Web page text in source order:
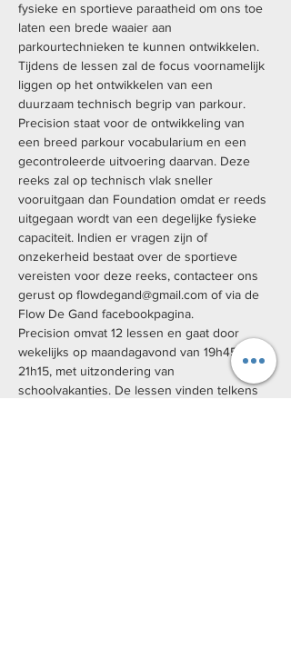
fysieke en sportieve paraatheid om ons toe
laten een brede waaier aan
parkourtechnieken te kunnen ontwikkelen.
Tijdens de lessen zal de focus voornamelijk
liggen op het ontwikkelen van een
duurzaam technisch begrip van parkour.
Precision staat voor de ontwikkeling van
een breed parkour vocabularium en een
gecontroleerde uitvoering daarvan. Deze
reeks zal op technisch vlak sneller
vooruitgaan dan Foundation omdat er reeds
uitgegaan wordt van een degelijke fysieke
capaciteit. Indien er vragen zijn of
onzekerheid bestaat over de sportieve
vereisten voor deze reeks, contacteer ons
gerust op flowdegand@gmail.com of via de
Flow De Gand facebookpagina.
Precision omvat 12 lessen en gaat door
wekelijks op maandagavond van 19h45 tot
21h15, met uitzondering van
schoolvakanties. De lessen vinden telkens